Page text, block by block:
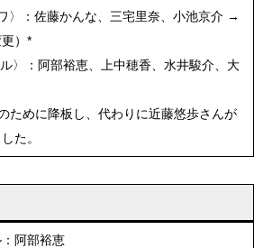
〉：佐藤かんな⁡、三宅里奈、小池京介 →
）*
〉⁡：阿部裕恵⁡、上中穂香⁡、水井駿介⁡、⁡大
ために降板し、代わりに近藤悠歩さんが
た。
阿部裕恵